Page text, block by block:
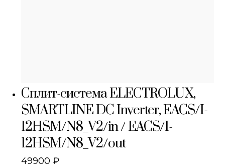
Сплит-система ELECTROLUX,
SMARTLINE DC Inverter, EACS/I-
12HSM/N8_V2/in / EACS/I-
12HSM/N8_V2/out
49900₽